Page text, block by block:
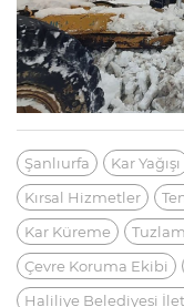
Şanlıurfa Kar Yağışı
Kırsal Hizmetler
Kar Küreme
Çevre Koruma Ekibi
Haliliye Belediyesi